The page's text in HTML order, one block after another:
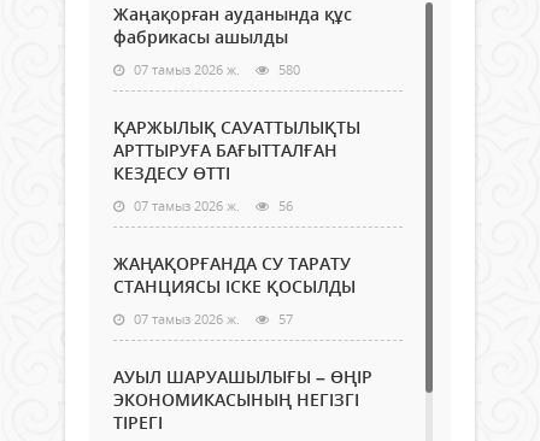
Жаңақорған ауданында құс
фабрикасы ашылды
07 тамыз 2026 ж. 580
ҚАРЖЫЛЫҚ САУАТТЫЛЫҚТЫ
АРТТЫРУҒА БАҒЫТТАЛҒАН
КЕЗДЕСУ ӨТТІ
07 тамыз 2026 ж. 56
ЖАҢАҚОРҒАНДА СУ ТАРАТУ
СТАНЦИЯСЫ ІСКЕ ҚОСЫЛДЫ
07 тамыз 2026 ж. 57
АУЫЛ ШАРУАШЫЛЫҒЫ – ӨҢІР
ЭКОНОМИКАСЫНЫҢ НЕГІЗГІ
ТІРЕГІ